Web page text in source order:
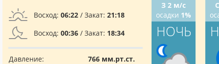
Восход: 06:22 / Закат: 21:18
Восход: 00:36 / Закат: 18:34
Давление:
766 мм.рт.ст.
З 2 м/с
осадки 1%
НОЧЬ